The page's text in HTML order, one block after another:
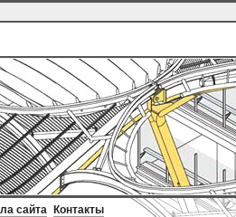
сайта Контакты